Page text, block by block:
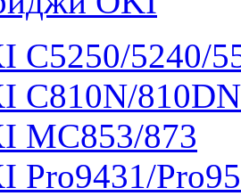
C5250/5240/
C810N/
MC853/873
Pro9431/